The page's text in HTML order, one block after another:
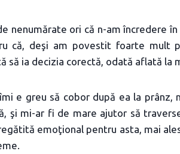
nenumărate ori că n-am încredere
că, deşi am povestit foarte
să ia decizia corectă, odată aflată la
e greu să cobor după ea la
şi mi-ar fi de mare ajutor să
emoţional pentru asta, mai